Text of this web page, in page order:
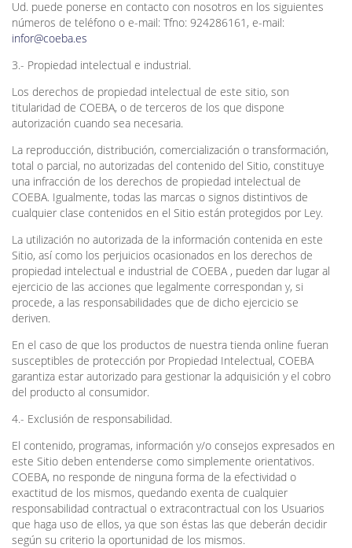
Ud. puede ponerse en contacto con nosotros en los siguientes
números de teléfono o e-mail: Tfno: 924286161, e-mail:
infor@coeba.es
3.- Propiedad intelectual e industrial.
Los derechos de propiedad intelectual de este sitio, son
titularidad de COEBA, o de terceros de los que dispone
autorización cuando sea necesaria.
La reproducción, distribución, comercialización o transformación,
total o parcial, no autorizadas del contenido del Sitio, constituye
una infracción de los derechos de propiedad intelectual de
COEBA. Igualmente, todas las marcas o signos distintivos de
cualquier clase contenidos en el Sitio están protegidos por Ley.
La utilización no autorizada de la información contenida en este
Sitio, así como los perjuicios ocasionados en los derechos de
propiedad intelectual e industrial de COEBA , pueden dar lugar al
ejercicio de las acciones que legalmente correspondan y, si
procede, a las responsabilidades que de dicho ejercicio se
deriven.
En el caso de que los productos de nuestra tienda online fueran
susceptibles de protección por Propiedad Intelectual, COEBA
garantiza estar autorizado para gestionar la adquisición y el cobro
del producto al consumidor.
4.- Exclusión de responsabilidad.
El contenido, programas, información y/o consejos expresados en
este Sitio deben entenderse como simplemente orientativos.
COEBA, no responde de ninguna forma de la efectividad o
exactitud de los mismos, quedando exenta de cualquier
responsabilidad contractual o extracontractual con los Usuarios
que haga uso de ellos, ya que son éstas las que deberán decidir
según su criterio la oportunidad de los mismos.